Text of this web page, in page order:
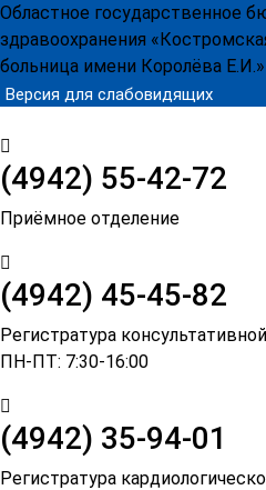
Областное государственное
здравоохранения
больница имени Королёва Е.И.»
Версия для слабовидящих
(4942) 55-42-72
Приёмное отделение
(4942) 45-45-82
Регистратура
ПН-ПТ: 7:30-16:00
(4942) 35-94-01
Регистратура